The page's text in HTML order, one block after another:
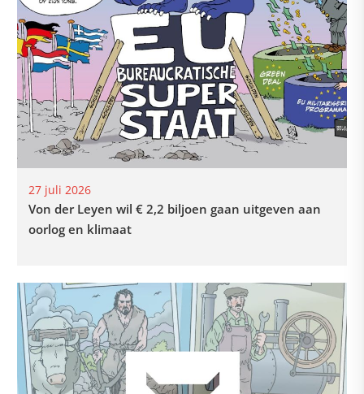
27 juli 2026
Von der Leyen wil € 2,2 biljoen gaan uitgeven aan
oorlog en klimaat